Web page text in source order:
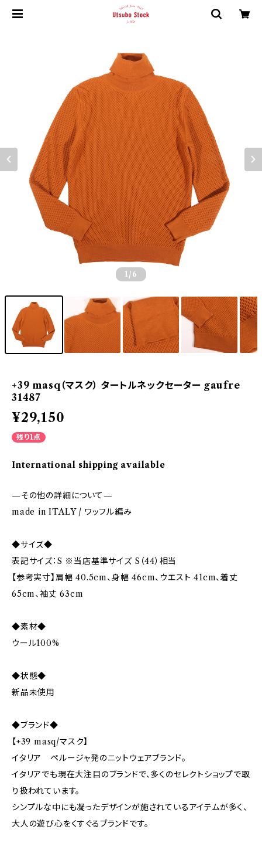
1 /6
+39 masq（マスク） タートルネックセーター gaufre
31487
¥29,150
残り1点
International shipping available
—その他の詳細について—
made in ITALY / ワッフル編み
◆サイズ◆
表記サイズ：S ※当店基準サイズ S（44）相当
【参考実寸】肩幅 40.5cm、身幅 46cm、ウエスト 41cm、着丈
65cm、袖丈 63cm
◆素材◆
ウール100%
◆状態◆
新品未使用
◆ブランド◆
【+39 masq/マスク】
イタリア ペルージャ発のニットウェアブランド。
イタリアでも現在大注目のブランドで、多くのセレクトショップで取
り扱われています。
シンプルな中にも凝ったデザインが施されているアイテムが多く、
大人の遊び心をくすぐるブランドです。